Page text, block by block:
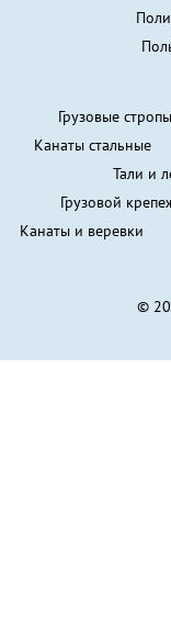
Грузовые стропы
Канаты стальные
Тали и
Грузовой
Канаты и веревки
©